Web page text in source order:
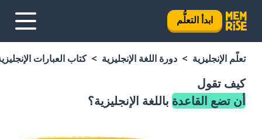
ابدأ التعلُّم
تعلَّم الإنجليزية دورة اللغة الإنجليزية كتاب العبارات
كيف تقول
أن تضع القاعدة باللغة الإنجليزية؟